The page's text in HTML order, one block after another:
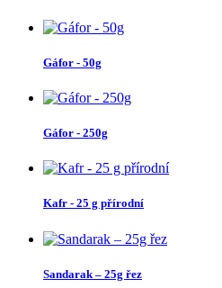
Gáfor - 50g
Gáfor - 250g
Kafr - 25 g přírodní
Sandarak – 25g řez